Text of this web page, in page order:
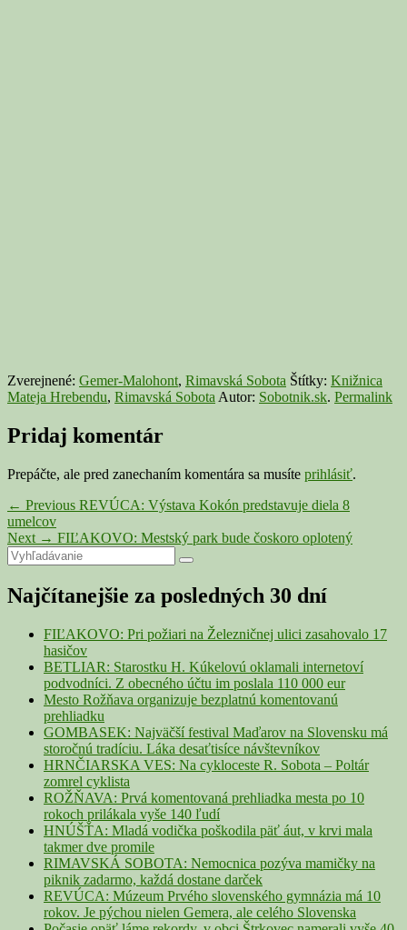
Zverejnené: Gemer-Malohont, Rimavská Sobota Štítky: Knižnica
Mateja Hrebendu, Rimavská Sobota Autor: Sobotnik.sk. Permalink
Pridaj komentár
Prepáčte, ale pred zanechaním komentára sa musíte prihlásiť.
Navigácia
v
článku
← Previous Previous
REVÚCA: Výstava Kokón predstavuje diela 8
umelcov
Next → Next
post:
FIĽAKOVO: Mestský park bude čoskoro oplotený
Primary
Sidebar
Widget
Area
Search
for:
Search
Najčítanejšie za posledných 30 dní
FIĽAKOVO: Pri požiari na Železničnej ulici zasahovalo 17
hasičov
BETLIAR: Starostku H. Kúkelovú oklamali internetoví
podvodníci. Z obecného účtu im poslala 110 000 eur
Mesto Rožňava organizuje bezplatnú komentovanú
prehliadku
GOMBASEK: Najväčší festival Maďarov na Slovensku má
storočnú tradíciu. Láka desaťtisíce návštevníkov
HRNČIARSKA VES: Na cykloceste R. Sobota – Poltár
zomrel cyklista
ROŽŇAVA: Prvá komentovaná prehliadka mesta po 10
rokoch prilákala vyše 140 ľudí
HNÚŠŤA: Mladá vodička poškodila päť áut, v krvi mala
takmer dve promile
RIMAVSKÁ SOBOTA: Nemocnica pozýva mamičky na
piknik zadarmo, každá dostane darček
REVÚCA: Múzeum Prvého slovenského gymnázia má 10
rokov. Je pýchou nielen Gemera, ale celého Slovenska